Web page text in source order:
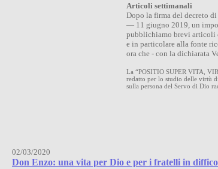
Articoli settimanali
Dopo la firma del decreto
— 11 giugno 2019, un
pubblichiamo brevi articoli
e in particolare alla fonte
ora che - con la dichiarata
La “POSITIO SUPER VITA,
redatto per lo studio delle virtù
sulla persona del Servo di Dio
02/03/2020
Don Enzo: una vita per Dio e per i fratelli in